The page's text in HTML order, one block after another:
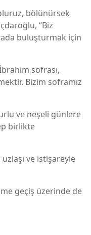
bölünürsek
“Biz
buluşturmak için
sofrası,
Bizim soframız
ve neşeli günlere
birlikte
ve istişareyle
geçiş üzerinde de